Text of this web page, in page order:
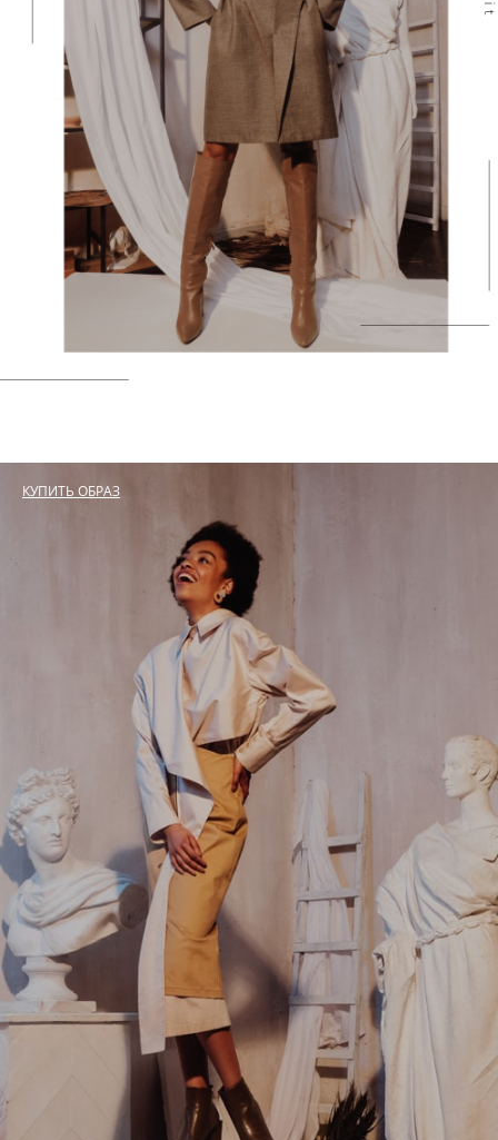
КУПИТЬ ОБРАЗ
КУПИТЬ ОБРАЗ